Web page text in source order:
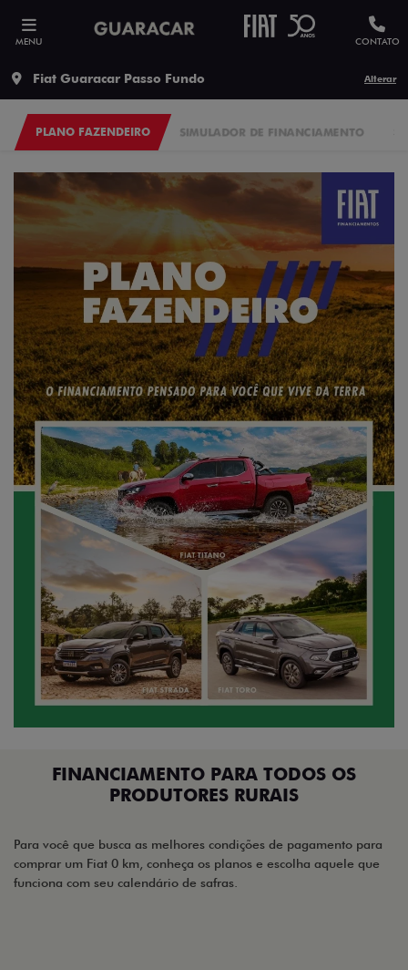
MENU CONTATO
Fiat Guaracar Passo Fundo Alterar
SIMULADOR DE FINANCIAMENTO
PLANO FAZENDEIRO
FINANCIAMENTO PARA TODOS OS
PRODUTORES RURAIS
Para você que busca as melhores condições de pagamento para
comprar um Fiat 0 km, conheça os planos e escolha aquele que
funciona com seu calendário de safras.